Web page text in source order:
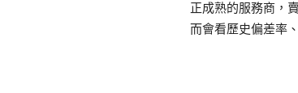
正成熟的服務商，
而會看歷史偏差率